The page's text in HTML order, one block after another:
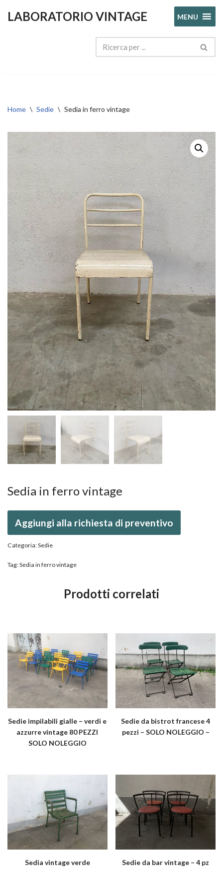
LABORATORIO VINTAGE MENU
Home \ Sedie \ Sedia in ferro vintage
Sedia in ferro vintage
Aggiungi alla richiesta di preventivo
Categoria:Sedie
Tag:Sedia in ferro vintage
Prodotti correlati
Sedie impilabili gialle – verdi e
azzurre vintage 80 PEZZI
SOLO NOLEGGIO
Sedie da bistrot francese 4
pezzi – SOLO NOLEGGIO –
Sedia vintage verde Sedie da bar vintage – 4 pz